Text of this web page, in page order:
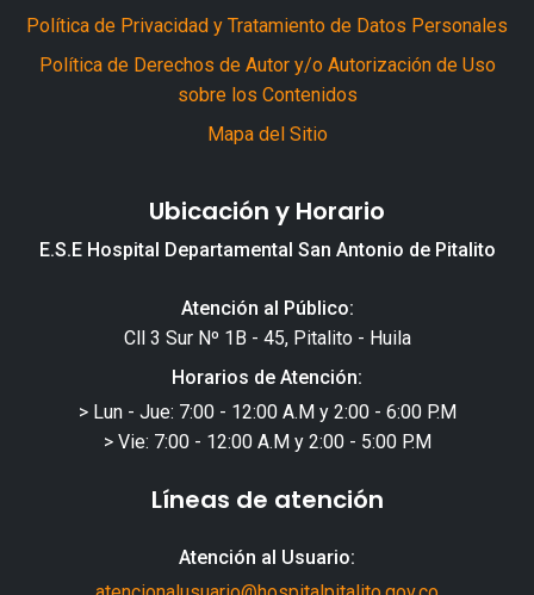
Política de Privacidad y Tratamiento de Datos Personales
Política de Derechos de Autor y/o Autorización de Uso
sobre los Contenidos
Mapa del Sitio
Ubicación y Horario
E.S.E Hospital Departamental San Antonio de Pitalito
Atención al Público:
Cll 3 Sur Nº 1B - 45, Pitalito - Huila
Horarios de Atención:
> Lun - Jue: 7:00 - 12:00 A.M y 2:00 - 6:00 P.M
> Vie: 7:00 - 12:00 A.M y 2:00 - 5:00 P.M
Líneas de atención
Atención al Usuario: